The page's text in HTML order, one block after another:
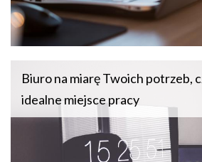
Biuro na miarę Twoich potrzeb,
idealne miejsce pracy